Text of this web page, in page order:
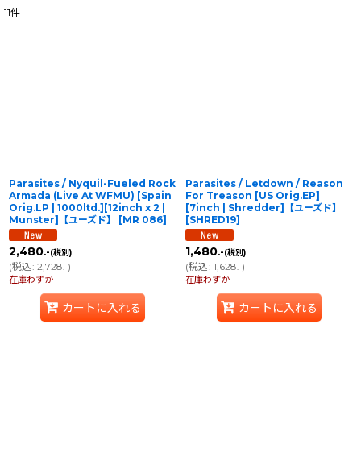
11件
Parasites / Nyquil-Fueled Rock
Armada (Live At WFMU) [Spain
Orig.LP | 1000ltd.][12inch x 2 |
Munster]【ユーズド】
[MR 086]
2,480.-(税別)
(税込: 2,728.-)
在庫わずか
カートに入れる
Parasites / Letdown / Reason
For Treason [US Orig.EP]
[7inch | Shredder]【ユーズド】
[SHRED19]
1,480.-(税別)
(税込: 1,628.-)
在庫わずか
カートに入れる